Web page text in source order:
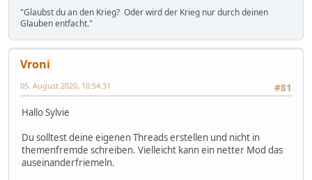
"Glaubst du an den Krieg? Oder wird der Krieg nur durch deinen
Glauben entfacht."
Vroni
#81
05. August 2020, 10:54:31
Hallo Sylvie
Du solltest deine eigenen Threads erstellen und nicht in
themenfremde schreiben. Vielleicht kann ein netter Mod das
auseinanderfriemeln.